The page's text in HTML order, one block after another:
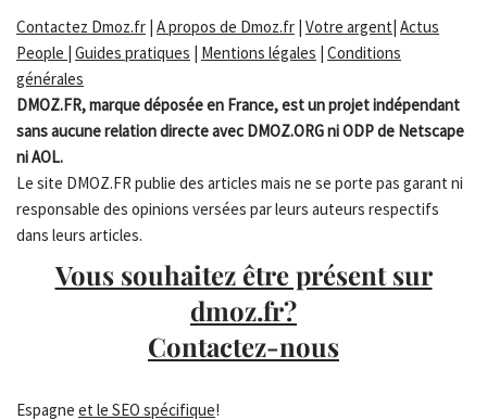
Contactez Dmoz.fr | A propos de Dmoz.fr | Votre argent| Actus
People | Guides pratiques | Mentions légales | Conditions
générales
DMOZ.FR, marque déposée en France, est un projet indépendant
sans aucune relation directe avec DMOZ.ORG ni ODP de Netscape
ni AOL.
Le site DMOZ.FR publie des articles mais ne se porte pas garant ni
responsable des opinions versées par leurs auteurs respectifs
dans leurs articles.
Vous souhaitez être présent sur
dmoz.fr?
Contactez-nous
Espagne et le SEO spécifique!